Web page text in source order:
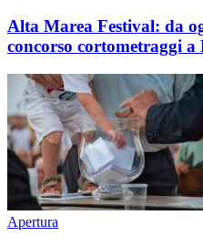
Alta Marea Festival: da
concorso cortometraggi
Apertura